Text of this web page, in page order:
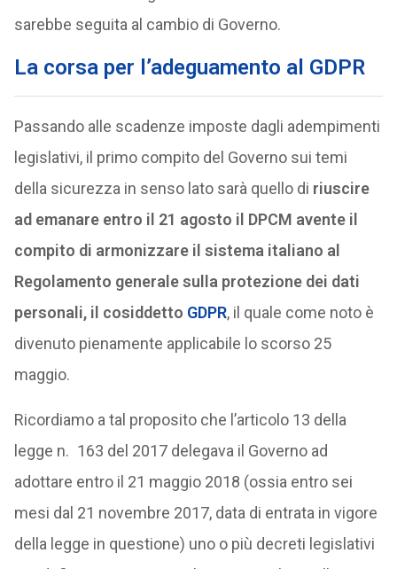
sarebbe seguita al cambio di Governo.
La corsa per l’adeguamento al GDPR
Passando alle scadenze imposte dagli adempimenti
legislativi, il primo compito del Governo sui temi
della sicurezza in senso lato sarà quello di riuscire
ad emanare entro il 21 agosto il DPCM avente il
compito di armonizzare il sistema italiano al
Regolamento generale sulla protezione dei dati
personali, il cosiddetto GDPR, il quale come noto è
divenuto pienamente applicabile lo scorso 25
maggio.
Ricordiamo a tal proposito che l’articolo 13 della
legge n. 163 del 2017 delegava il Governo ad
adottare entro il 21 maggio 2018 (ossia entro sei
mesi dal 21 novembre 2017, data di entrata in vigore
della legge in questione) uno o più decreti legislativi